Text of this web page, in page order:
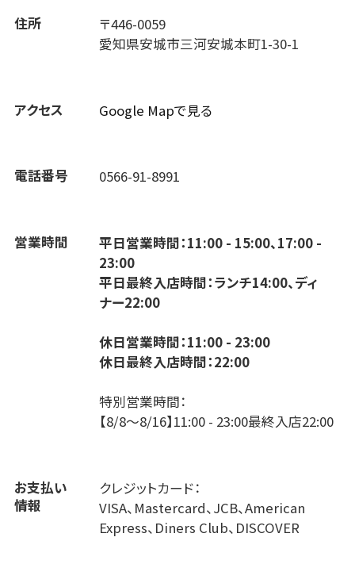
住所
〒446-0059
愛知県安城市三河安城本町1-30-1
アクセス Google Mapで見る
電話番号 0566-91-8991
営業時間
平日営業時間：11:00 - 15:00、17:00 -
23:00
平日最終入店時間：ランチ14:00、ディ
ナー22:00
休日営業時間：11:00 - 23:00
休日最終入店時間：22:00
特別営業時間：
【8/8～8/16】11:00 - 23:00最終入店22:00
お支払い
情報
クレジットカード：
VISA、Mastercard、JCB、American
Express、Diners Club、DISCOVER